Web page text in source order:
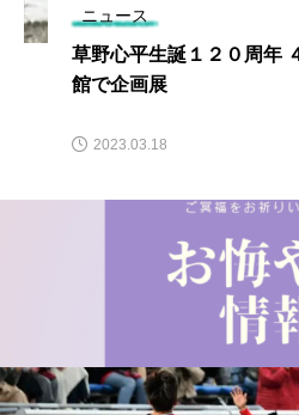
ニュース
草野心平生誕１２０周年
館で企画展
2023.03.18